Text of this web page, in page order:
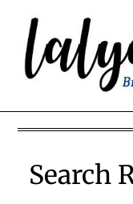
content
Search